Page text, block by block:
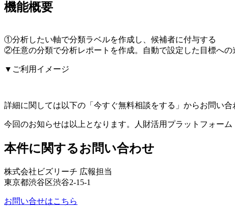
機能概要
①分析したい軸で分類ラベルを作成し、候補者に付与する
②任意の分類で分析レポートを作成。自動で設定した目標への
▼ご利用イメージ
詳細に関しては以下の「今すぐ無料相談をする」からお問い合
今回のお知らせは以上となります。人財活用プラットフォー
本件に関するお問い合わせ
株式会社ビズリーチ 広報担当
東京都渋谷区渋谷2-15-1
お問い合せはこちら